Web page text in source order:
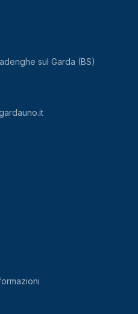
sul Garda (BS)